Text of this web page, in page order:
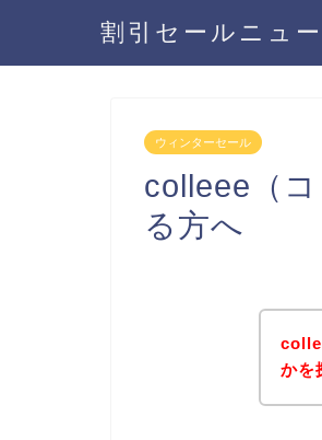
割引セールニュ
ウィンターセール
colleee（
る方へ
かを